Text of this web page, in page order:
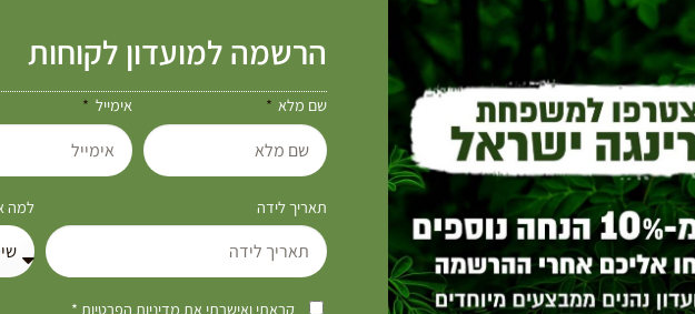
הרשמה למועדון לקוחות
שם מלא אימייל
תאריך לידה למה
קראתי ואישרתי את מדיניות הפרטיות*